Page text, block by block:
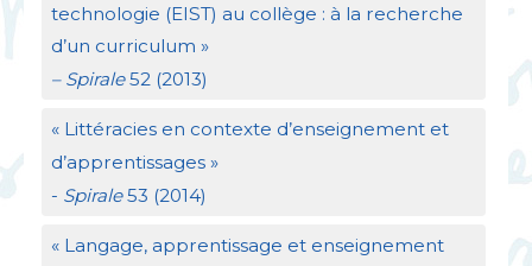
technologie (EIST) au collège : à la recherche
d’un curriculum »
– Spirale52 (2013)
« Littéracies en contexte d’enseignement et
d’apprentissages »
- Spirale53 (2014)
« Langage, apprentissage et enseignement